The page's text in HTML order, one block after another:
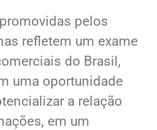
pelos
refletem um exame
do Brasil,
uma oportunidade
a relação
em um